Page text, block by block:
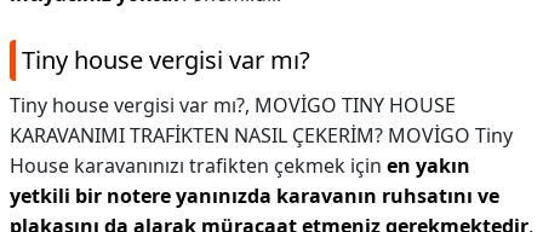
Tiny house vergisi var mı?
Tiny house vergisi var mı?, MOVİGO TINY HOUSE
KARAVANIMI TRAFİKTEN NASIL ÇEKERİM? MOVİGO Tiny
House karavanınızı trafikten çekmek için en yakın
yetkili bir notere yanınızda karavanın ruhsatını ve
plakasını da alarak müracaat etmeniz gerekmektedir.